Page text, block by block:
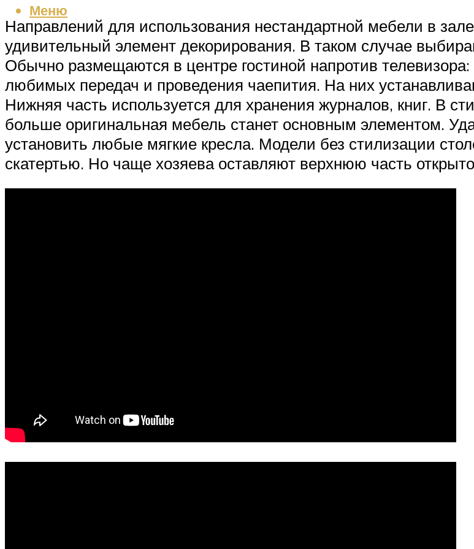
Меню
Направлений для использования нестандартной мебели в
удивительный элемент декорирования. В таком случае
Обычно размещаются в центре гостиной напротив
любимых передач и проведения чаепития. На них
Нижняя часть используется для хранения журналов, книг. В
больше оригинальная мебель станет основным элементом.
установить любые мягкие кресла. Модели без стилизации
скатертью. Но чаще хозяева оставляют верхнюю часть